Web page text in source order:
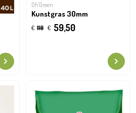
Oh'Green
Kunstgras 30mm
€ 119 € 59,50